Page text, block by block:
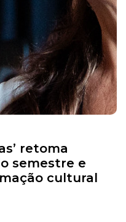
retoma
semestre e
cultural